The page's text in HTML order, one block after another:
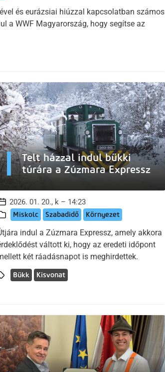
és eurázsiai hiúzzal kapcsolatban számos
a WWF Magyarország, hogy segítse az
Telt házzal indul bükki
túrára a Zúzmara Expressz
2026. 01. 20., k – 14:23
Miskolc Szabadidő Környezet
indul a Zúzmara Expressz, amely akkora
váltott ki, hogy az eredeti időpont
két ráadásnapot is meghirdettek.
Bükk Kisvonat